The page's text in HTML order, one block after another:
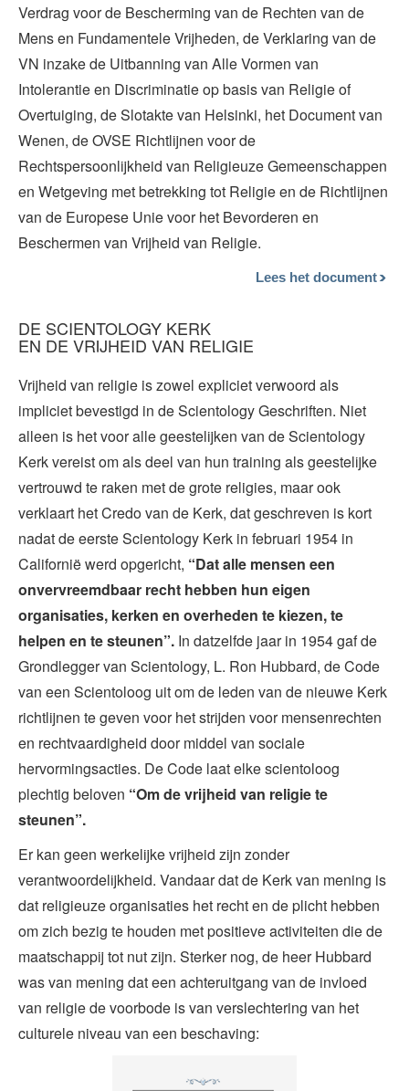
Verdrag voor de Bescherming van de Rechten van de
Mens en Fundamentele Vrijheden, de Verklaring van de
VN inzake de Uitbanning van Alle Vormen van
Intolerantie en Discriminatie op basis van Religie of
Overtuiging, de Slotakte van Helsinki, het Document van
Wenen, de OVSE Richtlijnen voor de
Rechtspersoonlijkheid van Religieuze Gemeenschappen
en Wetgeving met betrekking tot Religie en de Richtlijnen
van de Europese Unie voor het Bevorderen en
Beschermen van Vrijheid van Religie.
Lees het document
DE SCIENTOLOGY KERK
EN DE VRIJHEID VAN RELIGIE
Vrijheid van religie is zowel expliciet verwoord als
impliciet bevestigd in de Scientology Geschriften. Niet
alleen is het voor alle geestelijken van de Scientology
Kerk vereist om als deel van hun training als geestelijke
vertrouwd te raken met de grote religies, maar ook
verklaart het Credo van de Kerk, dat geschreven is kort
nadat de eerste Scientology Kerk in februari 1954 in
Californië werd opgericht, “Dat alle mensen een
onvervreemdbaar recht hebben hun eigen
organisaties, kerken en overheden te kiezen, te
helpen en te steunen”. In datzelfde jaar in 1954 gaf de
Grondlegger van Scientology, L. Ron Hubbard, de Code
van een Scientoloog uit om de leden van de nieuwe Kerk
richtlijnen te geven voor het strijden voor mensenrechten
en rechtvaardigheid door middel van sociale
hervormingsacties. De Code laat elke scientoloog
plechtig beloven “Om de vrijheid van religie te
steunen”.
Er kan geen werkelijke vrijheid zijn zonder
verantwoordelijkheid. Vandaar dat de Kerk van mening is
dat religieuze organisaties het recht en de plicht hebben
om zich bezig te houden met positieve activiteiten die de
maatschappij tot nut zijn. Sterker nog, de heer Hubbard
was van mening dat een achteruitgang van de invloed
van religie de voorbode is van verslechtering van het
culturele niveau van een beschaving: